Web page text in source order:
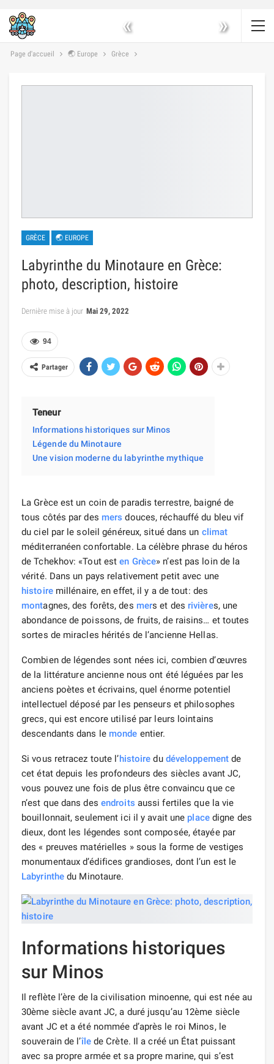
« »
Page d'accueil 🌏 Europe Grèce
GRÈCE 🌏 EUROPE
Labyrinthe du Minotaure en Grèce:
photo, description, histoire
Dernière mise à jour Mai 29, 2022
94
Partager
Teneur
Informations historiques sur Minos
Légende du Minotaure
Une vision moderne du labyrinthe mythique
La Grèce est un coin de paradis terrestre, baigné de
tous côtés par des mers douces, réchauffé du bleu vif
du ciel par le soleil généreux, situé dans un climat
méditerranéen confortable. La célèbre phrase du héros
de Tchekhov: «Tout esten Grèce» n’est pas loin de la
vérité. Dans un pays relativement petit avec une
histoiremillénaire, en effet, il y a de tout: des
montagnes, des forêts, des mers et des rivières, une
abondance de poissons, de fruits, de raisins… et toutes
sortes de miracles hérités de l’ancienne Hellas.
Combien de légendes sont nées ici, combien d’œuvres
de la littérature ancienne nous ont été léguées par les
anciens poètes et écrivains, quel énorme potentiel
intellectuel déposé par les penseurs et philosophes
grecs, qui est encore utilisé par leurs lointains
descendants dans le monde entier.
Si vous retracez toute l’histoire du développement de
cet état depuis les profondeurs des siècles avant JC,
vous pouvez une fois de plus être convaincu que ce
n’est que dans des endroits aussi fertiles que la vie
bouillonnait, seulement ici il y avait une placedigne des
dieux, dont les légendes sont composée, étayée par
des « preuves matérielles » sous la forme de vestiges
monumentaux d’édifices grandioses, dont l’un est le
Labyrinthe du Minotaure.
Informations historiques
sur Minos
Il reflète l’ère de la civilisation minoenne, qui est née au
30ème siècle avant JC, a duré jusqu’au 12ème siècle
avant JC et a été nommée d’après le roi Minos, le
souverain de l’îlede Crète. Il a créé un État puissant
avec sa propre armée et sa propre marine, qui s’est